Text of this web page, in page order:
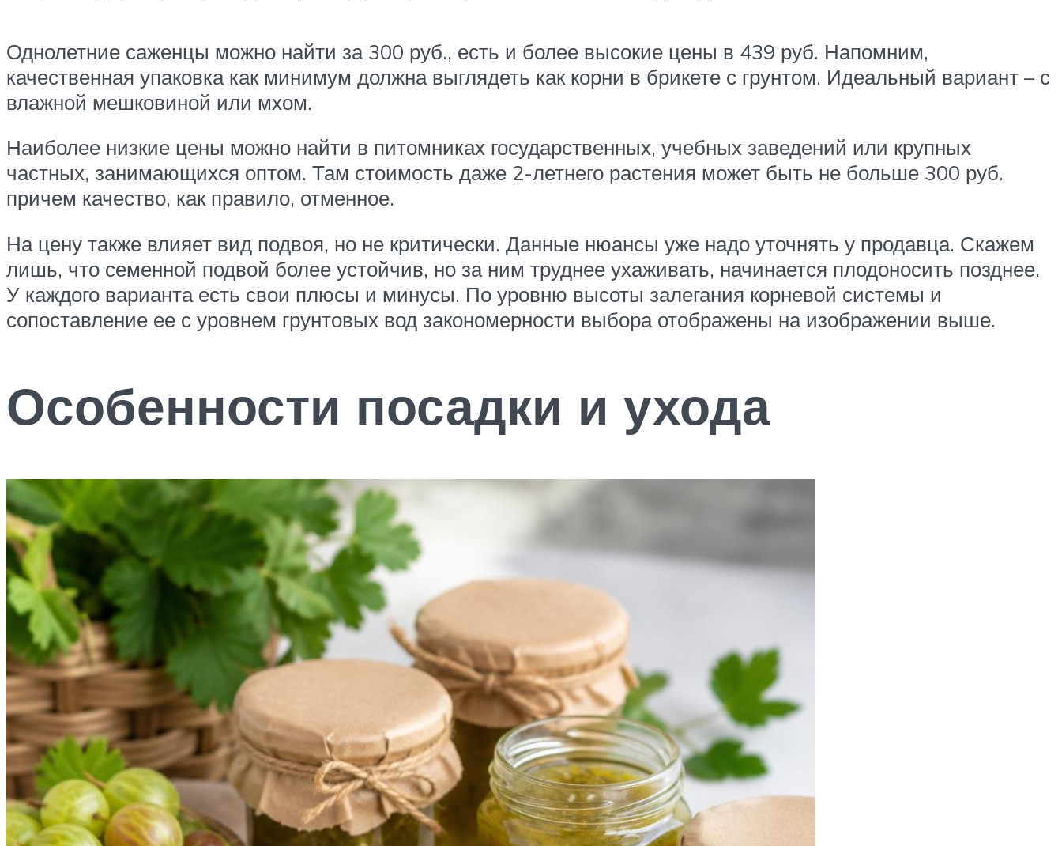
Однолетние саженцы можно найти за 300 руб., есть и более высокие цены в 439 руб. Напомним,
качественная упаковка как минимум должна выглядеть как корни в брикете с грунтом. Идеальный вариант – с
влажной мешковиной или мхом.
Наиболее низкие цены можно найти в питомниках государственных, учебных заведений или крупных
частных, занимающихся оптом. Там стоимость даже 2-летнего растения может быть не больше 300 руб.
причем качество, как правило, отменное.
На цену также влияет вид подвоя, но не критически. Данные нюансы уже надо уточнять у продавца. Скажем
лишь, что семенной подвой более устойчив, но за ним труднее ухаживать, начинается плодоносить позднее.
У каждого варианта есть свои плюсы и минусы. По уровню высоты залегания корневой системы и
сопоставление ее с уровнем грунтовых вод закономерности выбора отображены на изображении выше.
Особенности посадки и ухода